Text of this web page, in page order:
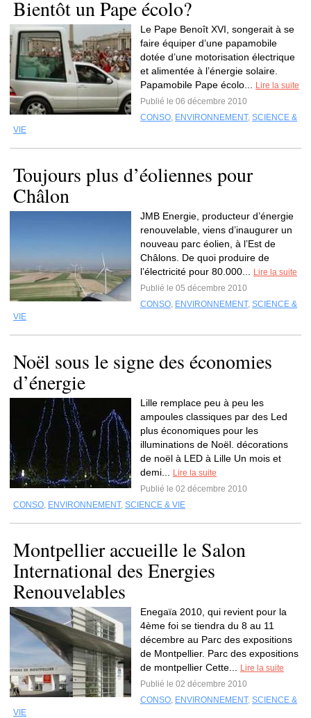
Bientôt un Pape écolo?
Le Pape Benoît XVI, songerait à se
faire équiper d’une papamobile
dotée d’une motorisation électrique
et alimentée à l’énergie solaire.
Papamobile Pape écolo...
Lire la suite
Publié le 06 décembre 2010
CONSO, ENVIRONNEMENT, SCIENCE &
VIE
Toujours plus d’éoliennes pour
Châlon
JMB Energie, producteur d’énergie
renouvelable, viens d’inaugurer un
nouveau parc éolien, à l’Est de
Châlons. De quoi produire de
l’électricité pour 80.000...
Lire la suite
Publié le 05 décembre 2010
CONSO, ENVIRONNEMENT, SCIENCE &
VIE
Noël sous le signe des économies
d’énergie
Lille remplace peu à peu les
ampoules classiques par des Led
plus économiques pour les
illuminations de Noël. décorations
de noël à LED à Lille Un mois et
demi...
Lire la suite
Publié le 02 décembre 2010
CONSO, ENVIRONNEMENT, SCIENCE & VIE
Montpellier accueille le Salon
International des Energies
Renouvelables
Enegaïa 2010, qui revient pour la
4ème foi se tiendra du 8 au 11
décembre au Parc des expositions
de Montpellier. Parc des expositions
de montpellier Cette...
Lire la suite
Publié le 02 décembre 2010
CONSO, ENVIRONNEMENT, SCIENCE &
VIE